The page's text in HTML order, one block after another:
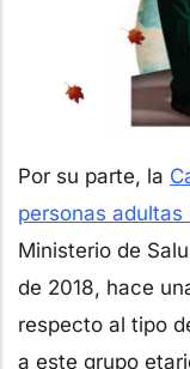
Por su parte, la
personas adultas
Ministerio de
de 2018, hace
respecto al tipo
a este grupo